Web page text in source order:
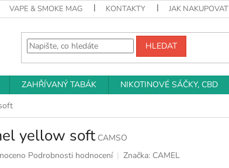
VAPE & SMOKE MAG KONTAKTY JAK NAKUPOVAT
HLEDAT
ZAHŘÍVANÝ TABÁK NIKOTINOVÉ SÁČKY, CBD
yellow soft CAMSO
Podrobnosti hodnocení Značka: CAMEL